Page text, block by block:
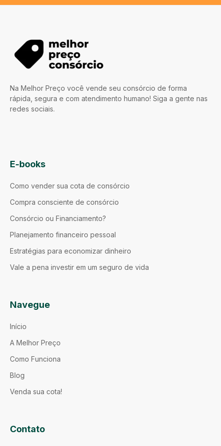
Na Melhor Preço você vende seu consórcio de forma
rápida, segura e com atendimento humano! Siga a gente nas
redes sociais.
E-books
Como vender sua cota de consórcio
Compra consciente de consórcio
Consórcio ou Financiamento?
Planejamento financeiro pessoal
Estratégias para economizar dinheiro
Vale a pena investir em um seguro de vida
Navegue
Início
A Melhor Preço
Como Funciona
Blog
Venda sua cota!
Contato